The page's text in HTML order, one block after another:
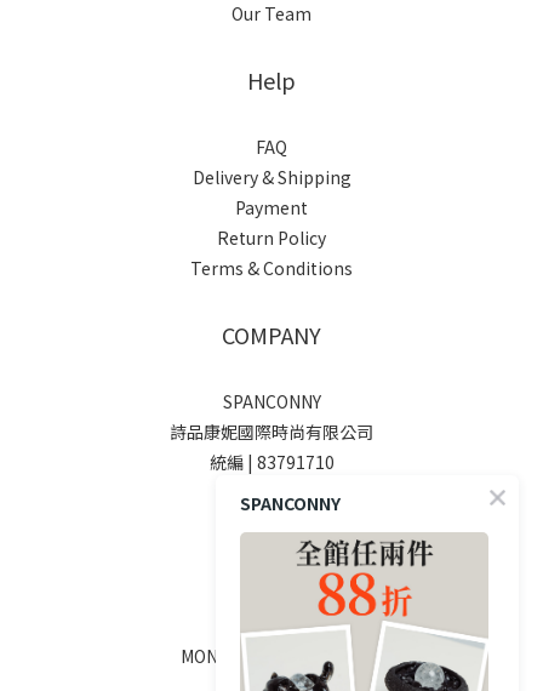
Our Team
Help
FAQ
Delivery & Shipping
Payment
Return Policy
Terms & Conditions
COMPANY
SPANCONNY
詩品康妮國際時尚有限公司
統編 | 83791710
SOCIALS
線上客服
MON - FRI / 9:00 - 18:00
SPANCONNY